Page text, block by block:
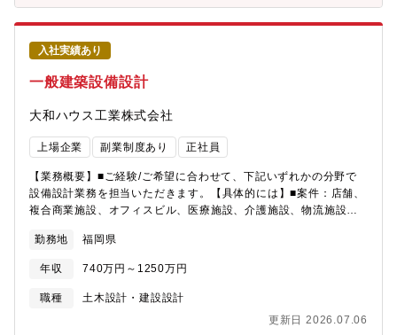
です。各メンバーが担当の物件を持ちつつ、専門領域を相互補完
しながら運営しています。担当物件については、ご自身の専門性
を活かしつつ、専門外のマターに関する一次対応業務もあり、幅
広い知見が身に付きます。
い日は在宅勤務またはサテライトオフィス勤務。柔軟な働き方を
自ら推進。・電子端末と働き方：各自iPhoneとポータブルなラッ
プトップ型PCが貸与され、様々な場所で勤務可能・休暇関連：ほ
ぼ全員が有休を年度16日以上取得、2歳未満の子がいる男性ほぼ全
員が約1ヶ月の育児参画を目的とした休業・休暇を取得【キャリア
パスイメージ】・入行後1年目：管財グループにて担当物件を持
ち、業務の一連の流れや全体像をキャッチアップ・入行後2～3年
目：管財グループのプロジェクト企画業務に携わる（例：東名阪
共通の設備更改施策、工事体制を整備する企画、等）・入行後3年
目～：経験と志向に応じ、同グループはもちろんのこと、ファシ
リティに関わる他部署でご経験を積むことも可能【魅力】・メガ
バンクとしての事業規模・物件数に関わることができます。・不
動産購入から建物建設、維持管理まで様々な工程に関わることが
紀ぶりのビックプロジェクトや店舗の次世代化に向けた改革に取
す。【募集背景】丸の内本館の建替、店舗再編等による取扱案件
量の増加のため【組織】・総務部管財グループ 約50名（管財事
まで、30代と40代が中心）、キャリア採用が過半数・総務部には
入社実績あり
一般建築設備設計
大和ハウス工業株式会社
上場企業 副業制度あり 正社員
【業務概要】■ご経験/ご希望に合わせて、下記いずれかの分野で
設備設計業務を担当いただきます。【具体的には】■案件：店舗、
複合商業施設、オフィスビル、医療施設、介護施設、物流施設、
（幅広い案件がございますので、ご経験とご希望に合わせて現場
を配置いただけます。また、現在は工場・物流倉庫・病院等の案
件が増えておりますので、ご経験をお持ちの方には優先的に配置
をする可能性がございます。）■設備設計：電気・給排水衛生・空
ご経験/ご希望に合わせて、下記いずれかの分野で設備設計業務を
勤務地 福岡県
年収 740万円～1250万円
職種
土木設計・建設設計
更新日 2026.07.06